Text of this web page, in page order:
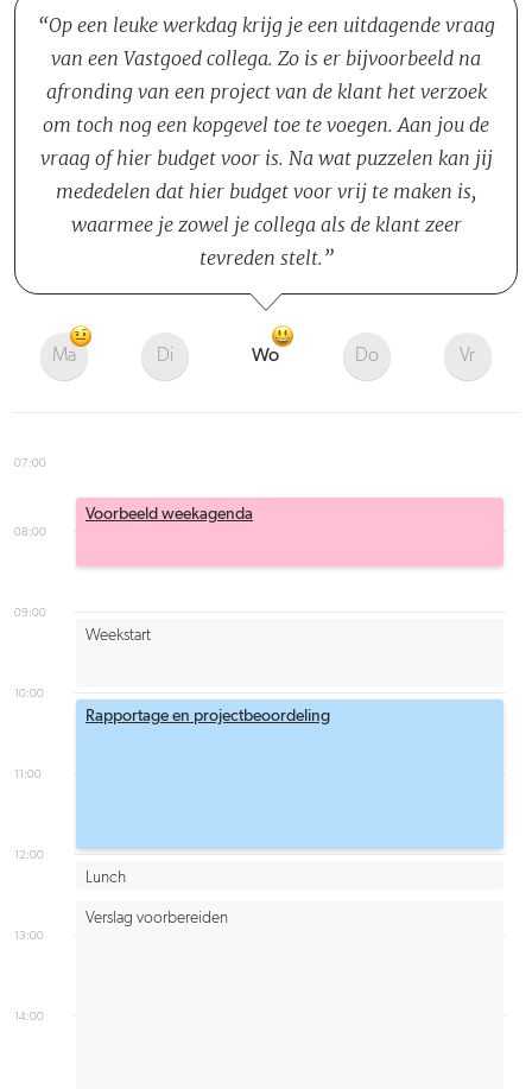
Op een leuke werkdag krijg je een uitdagende vraag
van een Vastgoed collega. Zo is er bijvoorbeeld na
afronding van een project van de klant het verzoek
om toch nog een kopgevel toe te voegen. Aan jou de
vraag of hier budget voor is. Na wat puzzelen kan jij
mededelen dat hier budget voor vrij te maken is,
waarmee je zowel je collega als de klant zeer
tevreden stelt.
Ma Di Wo Do Vr
07:00
08:00
09:00
10:00
11:00
12:00
13:00
14:00
Voorbeeld weekagenda
Rapportage en projectbeoordeling
Weekstart
Lunch
Verslag voorbereiden